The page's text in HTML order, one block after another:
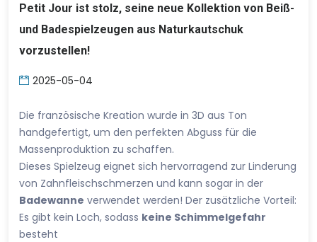
Petit Jour ist stolz, seine neue Kollektion von Beiß-
und Badespielzeugen aus Naturkautschuk
vorzustellen!
2025-05-04
Die französische Kreation wurde in 3D aus Ton
handgefertigt, um den perfekten Abguss für die
Massenproduktion zu schaffen.
Dieses Spielzeug eignet sich hervorragend zur Linderung
von Zahnfleischschmerzen und kann sogar in der
Badewanne verwendet werden! Der zusätzliche Vorteil:
Es gibt kein Loch, sodass keine Schimmelgefahr
besteht